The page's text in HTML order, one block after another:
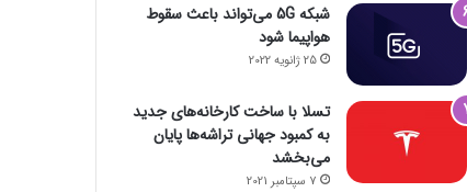
شبکه 5G می‌تواند باعث سقوط
هواپیما شود
25 ژانویه 2022
تسلا با ساخت کارخانه‌های جدید
به کمبود جهانی تراشه‌ها پایان
می‌بخشد
7 سپتامبر 2021